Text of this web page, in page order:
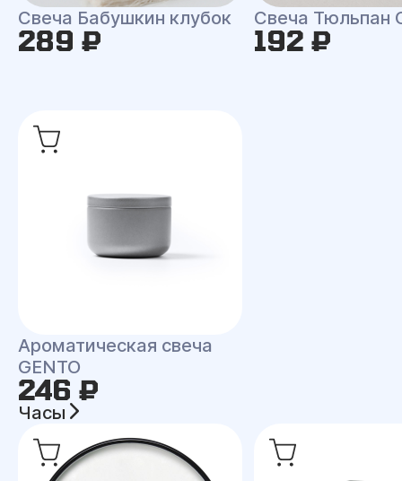
Свеча Бабушкин клубок
289 ₽
Свеча Тюльпан
192 ₽
Ароматическая свеча
GENTO
246 ₽
Часы